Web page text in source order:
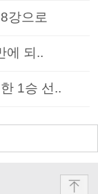
강으로
에 되..
1승 선..